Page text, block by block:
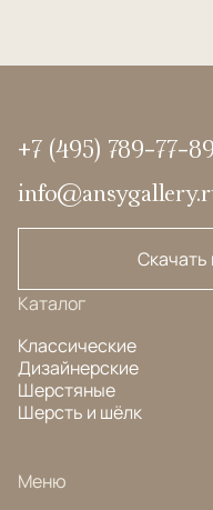
+7 (495) 789-77-89
Скачать
Каталог
Классические
Дизайнерские
Шерстяные
Шерсть и шёлк
Меню